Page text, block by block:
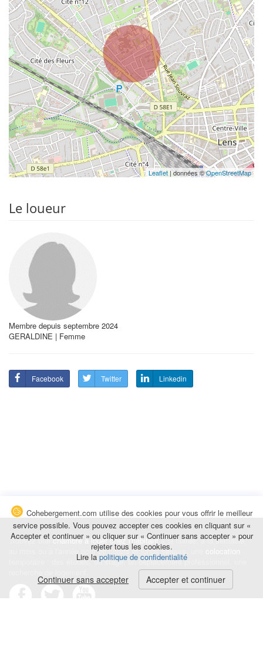
Leaflet | données ©OpenStreetMap
Le loueur
Membre depuis septembre 2024
GERALDINE | Femme
Facebook Twitter Linkedin
Trouvez unechambre à louer chez l'habitantà la nuitée, à la semaine,
au mois ou à l'année pour de courts et longs séjours, une
temporaire : des études, un stage, un déplacement professionnel, une
Cohebergement.com utilise des cookies pour vous offrir le meilleur
service possible. Vous pouvez accepter ces cookies en cliquant sur «
Accepter et continuer » ou cliquer sur « Continuer sans accepter » pour
rejeter tous les cookies.
Lire la politique de confidentialité
Continuer sans accepter Accepter et continuer